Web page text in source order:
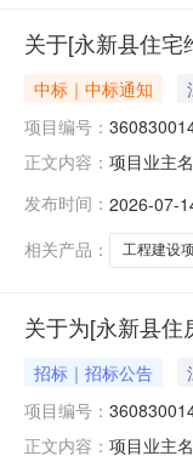
关于[永新县住
中标｜中标通知
项目编号：
正文内容： 项目业主
缴纳代理
请的中
发布时间： 2026-07-
相关产品：
工程建设
关于为[永新县
招标｜招标公告
项目编号：
正文内容： 项目业主